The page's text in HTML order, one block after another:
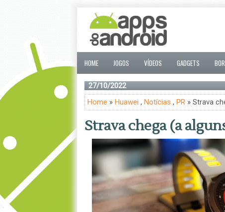
HOME JOGOS VÍDEOS GADGETS
27/10/2022
Home » Huawei , Notícias , PR» Strava
Strava chega (a